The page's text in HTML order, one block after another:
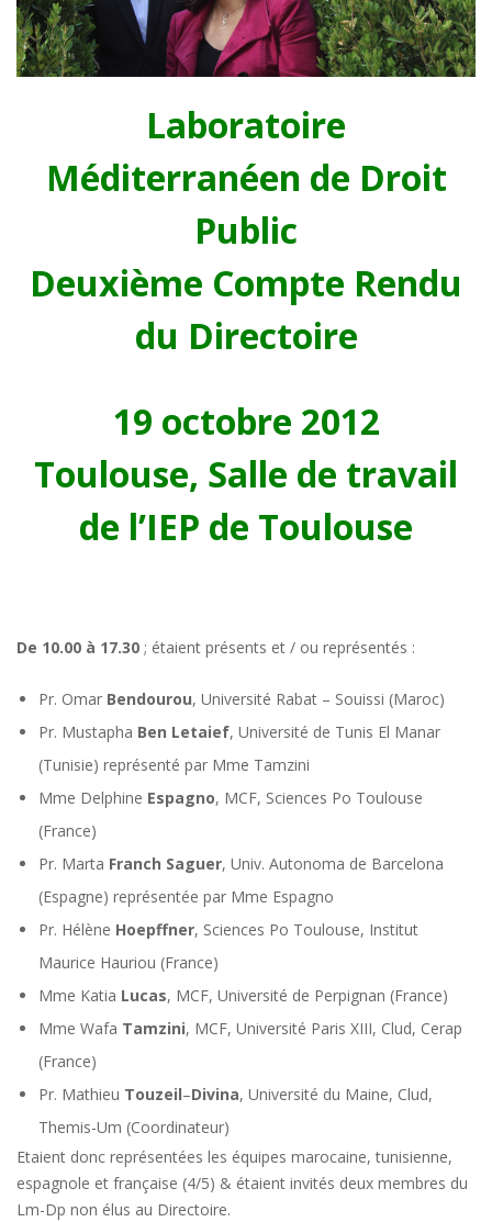
Laboratoire
Méditerranéen de Droit
Public
Deuxième Compte Rendu
du Directoire
19 octobre 2012
Toulouse, Salle de travail
de l’IEP de Toulouse
De 10.00 à 17.30 ; étaient présents et / ou représentés :
Pr. Omar Bendourou, Université Rabat – Souissi (Maroc)
Pr. Mustapha Ben Letaief, Université de Tunis El Manar
(Tunisie) représenté par Mme Tamzini
Mme Delphine Espagno, MCF, Sciences Po Toulouse
(France)
Pr. Marta Franch Saguer, Univ. Autonoma de Barcelona
(Espagne) représentée par Mme Espagno
Pr. Hélène Hoepffner, Sciences Po Toulouse, Institut
Maurice Hauriou (France)
Mme Katia Lucas, MCF, Université de Perpignan (France)
Mme Wafa Tamzini, MCF, Université Paris XIII, Clud, Cerap
(France)
Pr. Mathieu Touzeil–Divina, Université du Maine, Clud,
Themis-Um (Coordinateur)
Etaient donc représentées les équipes marocaine, tunisienne,
espagnole et française (4/5) & étaient invités deux membres du
Lm-Dp non élus au Directoire.